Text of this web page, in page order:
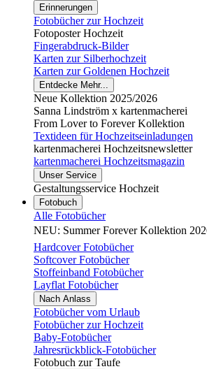
Erinnerungen
Fotobücher zur Hochzeit
Fotoposter Hochzeit
Fingerabdruck-Bilder
Karten zur Silberhochzeit
Karten zur Goldenen Hochzeit
Entdecke Mehr...
Neue Kollektion 2025/2026
Sanna Lindström x kartenmacherei
From Lover to Forever Kollektion
Textideen für Hochzeitseinladungen
kartenmacherei Hochzeitsnewsletter
kartenmacherei Hochzeitsmagazin
Unser Service
Gestaltungsservice Hochzeit
Fotobuch
Alle Fotobücher
NEU: Summer Forever Kollektion
Hardcover Fotobücher
Softcover Fotobücher
Stoffeinband Fotobücher
Layflat Fotobücher
Nach Anlass
Fotobücher vom Urlaub
Fotobücher zur Hochzeit
Baby-Fotobücher
Jahresrückblick-Fotobücher
Fotobuch zur Taufe